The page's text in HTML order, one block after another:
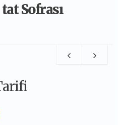
tat Sofrası